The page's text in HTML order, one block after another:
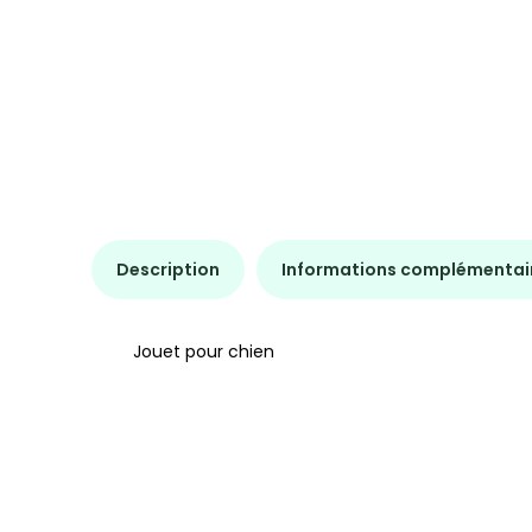
Description Informations
Jouet pour chien